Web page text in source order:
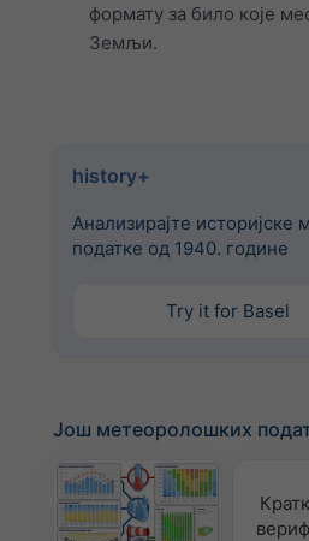
формату за било које
Земљи.
history+
Анализирајте историјске
податке од 1940. године
Try it for Basel
Још метеоролошких